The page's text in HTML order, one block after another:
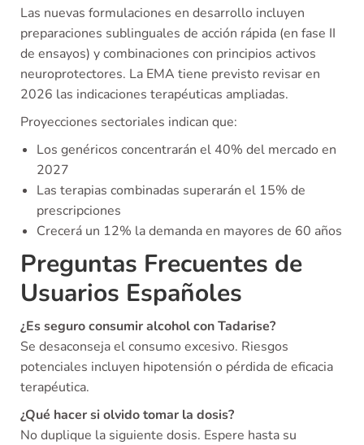
Las nuevas formulaciones en desarrollo incluyen
preparaciones sublinguales de acción rápida (en fase II
de ensayos) y combinaciones con principios activos
neuroprotectores. La EMA tiene previsto revisar en
2026 las indicaciones terapéuticas ampliadas.
Proyecciones sectoriales indican que:
Los genéricos concentrarán el 40% del mercado en
2027
Las terapias combinadas superarán el 15% de
prescripciones
Crecerá un 12% la demanda en mayores de 60 años
Preguntas Frecuentes de
Usuarios Españoles
¿Es seguro consumir alcohol con Tadarise?
Se desaconseja el consumo excesivo. Riesgos
potenciales incluyen hipotensión o pérdida de eficacia
terapéutica.
¿Qué hacer si olvido tomar la dosis?
No duplique la siguiente dosis. Espere hasta su